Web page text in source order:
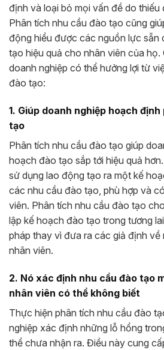
định và loại bỏ mọi vấn đề do thiếu
Phân tích nhu cầu đào tạo cũng
động hiểu được các nguồn lực sẵn
tạo hiệu quả cho nhân viên của họ.
doanh nghiệp có thể hưởng lợi từ
đào tạo:
1. Giúp doanh nghiệp hoạch
tạo
Phân tích nhu cầu đào tạo giúp
hoạch đào tạo sắp tới hiệu quả
sử dụng lao động tạo ra một kế
các nhu cầu đào tạo, phù hợp và
viên. Phân tích nhu cầu đào tạo
lập kế hoạch đào tạo trong tương
pháp thay vì đưa ra các giả định
nhân viên.
2. Nó xác định nhu cầu đào tạo
nhân viên có thể không biết
Thực hiện phân tích nhu cầu đào
nghiệp xác định những lỗ hổng
thể chưa nhận ra. Điều này cung